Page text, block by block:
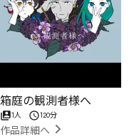
箱庭の観測者様へ
1人 120分
作品詳細へ